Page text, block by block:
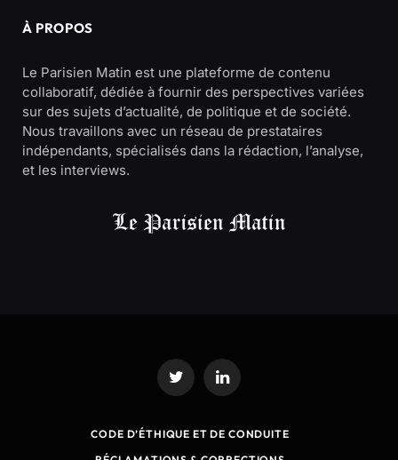
À PROPOS
Le Parisien Matin est une plateforme de contenu
collaboratif, dédiée à fournir des perspectives variées
sur des sujets d’actualité, de politique et de société.
Nous travaillons avec un réseau de prestataires
indépendants, spécialisés dans la rédaction, l’analyse,
et les interviews.
Twitter LinkedIn
CODE D’ÉTHIQUE ET DE CONDUITE